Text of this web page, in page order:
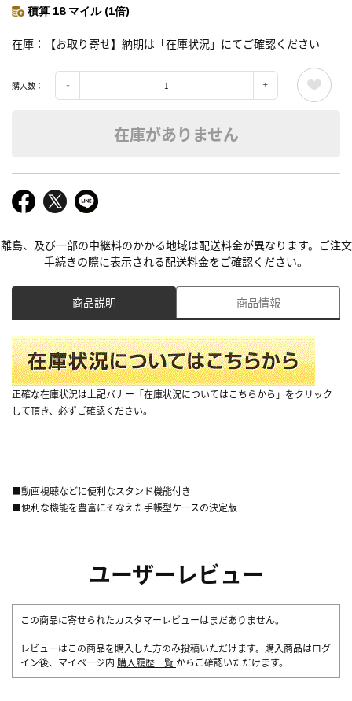
積算 18 マイル (1倍)
在庫 【お取り寄せ】納期は「在庫状況」にてご確認ください
購入数：
在庫がありません
離島、及び一部の中継料のかかる地域は配送料金が異なります。ご注文
手続きの際に表示される配送料金をご確認ください。
商品説明 商品情報
正確な在庫状況は上記バナー「在庫状況についてはこちらから」をクリック
して頂き、必ずご確認ください。
■動画視聴などに便利なスタンド機能付き
■便利な機能を豊富にそなえた手帳型ケースの決定版
ユーザーレビュー
この商品に寄せられたカスタマーレビューはまだありません。
レビューはこの商品を購入した方のみ投稿いただけます。購入商品はログ
イン後、マイページ内 購入履歴一覧 からご確認いただけます。